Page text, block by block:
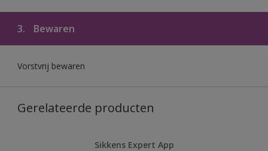
3. Bewaren
Vorstvrij bewaren
Gerelateerde producten
Sikkens Expert App